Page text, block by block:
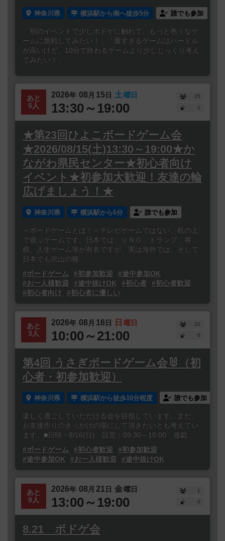
神奈川県 横浜駅から南へ徒歩5分 誰でも参加
「別のイベントで少しボドゲに触れて、もっと色々なゲ
ームに挑戦してみたい！」「重すぎるゲームはハードル
が高いけど、10分で終わるゲームより少しじっくり考え
てみたい！」...
あと
5人
2026年 08 月 15日 土曜日
13:30～19:00
25
1
★第23回ひよこボードゲーム会
★2026/08/15(土)13:30～19:00★か
ながわ県民センター★初心者向け
イベント★初参加大歓迎！友達の輪
広げましょう！★
神奈川県 横浜駅から6分 誰でも参加
～ボードゲームとは！～テレビゲームではない、机の上
で遊ぶゲームです。日本では、ＵＮＯ、トランプ、将
棋、人生ゲーム等が有名ですが、実は海外では、そして
日本でも沢山の種...
#ボードゲーム
#初参加歓迎
#途中参加OK
#お一人様歓迎
#途中抜けOK #初心者
#初心者歓迎
#初心者向け
#初心者に優しい
あと
3人
2026年 08 月 16日 日 曜日
10:00～21:00
22
0
第4回 うさぎボードゲーム会🐰（初
心者・初参加歓迎）
神奈川県 横浜駅から徒歩10分程度 誰でも参加
楽しく過ごしていただける会を目指しています。また、
お友達作りのきっかけの場にして頂きたいとも考えてい
ます。■日時・8/16(日) 設営：09:30～10:00 遊戯...
#ボードゲーム
#初心者歓迎
#初参加歓迎
#途中参加OK
#お一人様歓迎 #途中抜けOK
あと
9人
2026年 08 月 21日 金曜日
13:00～19:00
1
0
8.21 ボドゲ会